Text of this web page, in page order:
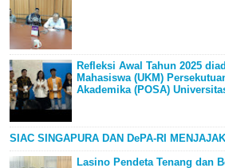
Refleksi Awal Tahun 2025
Mahasiswa (UKM)
Akademika (POSA)
SIAC SINGAPURA DAN DePA-RI
Lasino Pendeta Tenang dan